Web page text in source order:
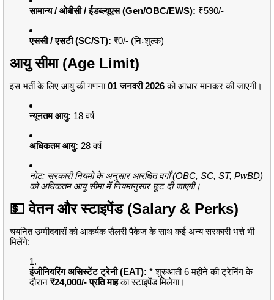
सामान्य / ओबीसी / ईडब्ल्यूएस (Gen/OBC/EWS): ₹590/-
एससी / एसटी (SC/ST): ₹0/- (निःशुल्क)
आयु सीमा (Age Limit)
इस भर्ती के लिए आयु की गणना01 जनवरी 2026को आधार मानकर की जाएगी।
न्यूनतम आयु: 18 वर्ष
अधिकतम आयु: 28 वर्ष
नोट: सरकारी नियमों के अनुसार आरक्षित वर्गों (OBC, SC, ST, PwBD)
को अधिकतम आयु सीमा में नियमानुसार छूट दी जाएगी।
💵 वेतन और स्टाइपेंड (Salary & Perks)
चयनित उम्मीदवारों को आकर्षक सैलरी पैकेज के साथ कई अन्य सरकारी भत्ते भी
मिलेंगे:
इंजीनियरिंग असिस्टेंट ट्रेनी (EAT): * शुरुआती 6 महीने की ट्रेनिंग के
दौरान ₹24,000/- प्रति माहका स्टाइपेंड मिलेगा।